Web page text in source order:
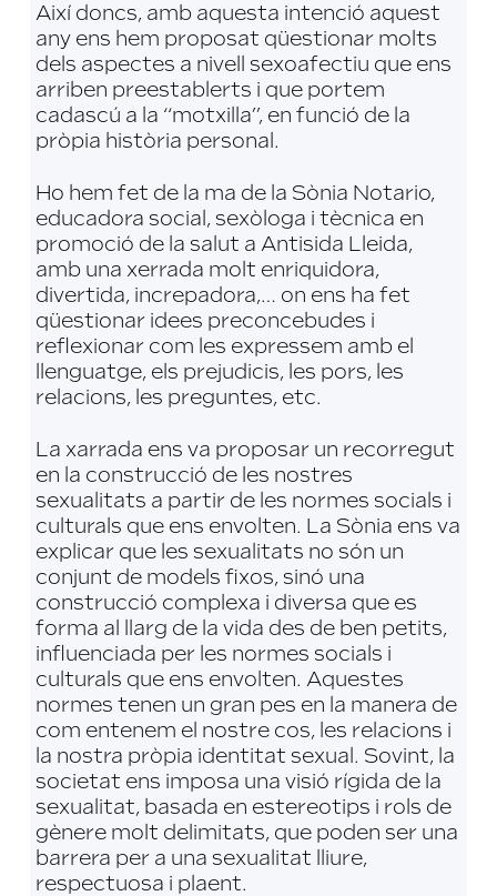
Així doncs, amb aquesta intenció aquest
any ens hem proposat qüestionar molts
dels aspectes a nivell sexoafectiu que ens
arriben preestablerts i que portem
cadascú a la “motxilla”, en funció de la
pròpia història personal.
Ho hem fet de la ma de la Sònia Notario,
educadora social, sexòloga i tècnica en
promoció de la salut a Antisida Lleida,
amb una xerrada molt enriquidora,
divertida, increpadora,… on ens ha fet
qüestionar idees preconcebudes i
reflexionar com les expressem amb el
llenguatge, els prejudicis, les pors, les
relacions, les preguntes, etc.
La xarrada ens va proposar un recorregut
en la construcció de les nostres
sexualitats a partir de les normes socials i
culturals que ens envolten. La Sònia ens va
explicar que les sexualitats no són un
conjunt de models fixos, sinó una
construcció complexa i diversa que es
forma al llarg de la vida des de ben petits,
influenciada per les normes socials i
culturals que ens envolten. Aquestes
normes tenen un gran pes en la manera de
com entenem el nostre cos, les relacions i
la nostra pròpia identitat sexual. Sovint, la
societat ens imposa una visió rígida de la
sexualitat, basada en estereotips i rols de
gènere molt delimitats, que poden ser una
barrera per a una sexualitat lliure,
respectuosa i plaent.